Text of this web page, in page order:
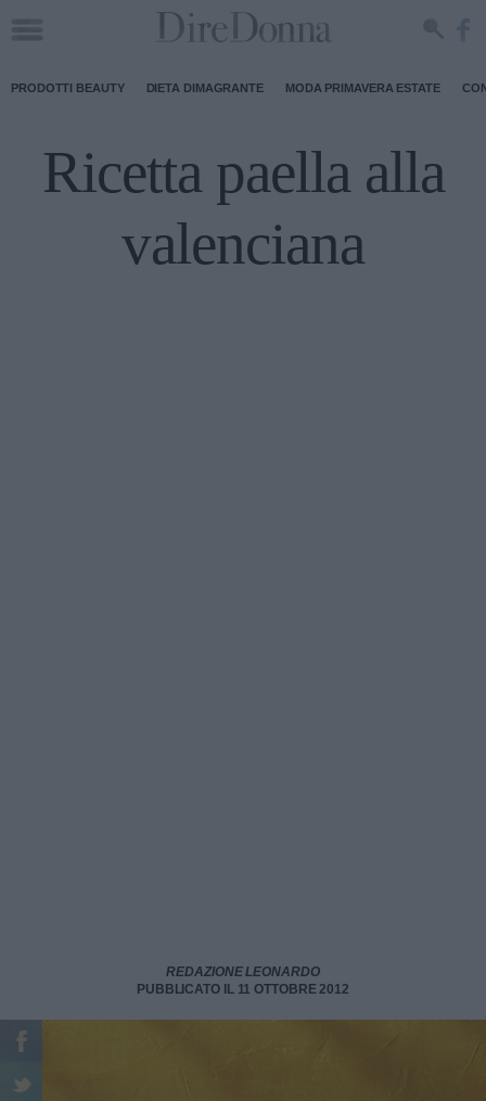
PRODOTTI BEAUTY DIETA DIMAGRANTE MODA PRIMAVERA ESTATE
Ricetta paella alla
valenciana
REDAZIONE LEONARDO
PUBBLICATO IL 11 OTTOBRE 2012